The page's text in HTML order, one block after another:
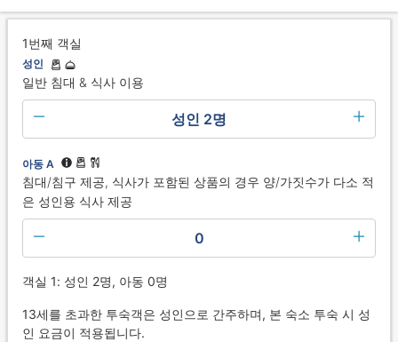
1번째 객실
성인
일반 침대 & 식사 이용
성인 2명
아동 A
침대/침구 제공, 식사가 포함된 상품의 경우 양/가짓수가 다소 적
은 성인용 식사 제공
0
객실 1: 성인 2명, 아동 0명
13세를 초과한 투숙객은 성인으로 간주하며, 본 숙소 투숙 시 성
인 요금이 적용됩니다.